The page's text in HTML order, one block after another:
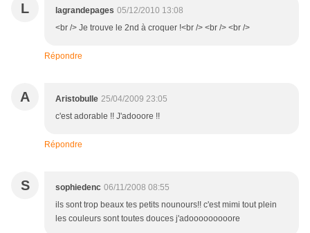
L lagrandepages 05/12/2010 13:08
<br /> Je trouve le 2nd à croquer !<br /> <br /> <br />
Répondre
A Aristobulle 25/04/2009 23:05
c'est adorable !! J'adooore !!
Répondre
S sophiedenc 06/11/2008 08:55
ils sont trop beaux tes petits nounours!! c'est mimi tout plein
les couleurs sont toutes douces j'adooooooooore